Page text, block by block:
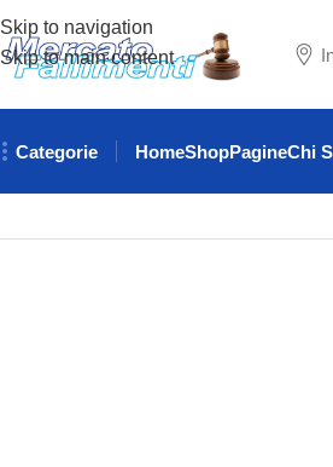
Skip to navigation
Skip to main content
Categorie HomeShopPagineChi